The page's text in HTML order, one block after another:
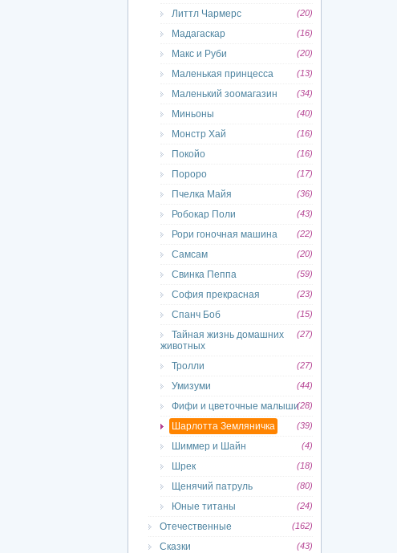
Литтл Чармерс (20)
Мадагаскар (16)
Макс и Руби (20)
Маленькая принцесса (13)
Маленький зоомагазин (34)
Миньоны (40)
Монстр Хай (16)
Покойо (16)
Пороро (17)
Пчелка Майя (36)
Робокар Поли (43)
Рори гоночная машина (22)
Самсам (20)
Свинка Пеппа (59)
София прекрасная (23)
Спанч Боб (15)
Тайная жизнь домашних
животных
(27)
Тролли (27)
Умизуми (44)
Фифи и цветочные малыши(28)
Шарлотта Земляничка (39)
Шиммер и Шайн (4)
Шрек (18)
Щенячий патруль (80)
Юные титаны (24)
Отечественные (162)
Сказки (43)